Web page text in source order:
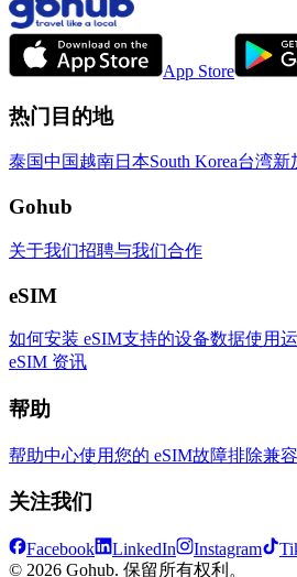
App Store
热门目的地
泰国中国越南日本South Korea台湾新
Gohub
关于我们招聘与我们合作
eSIM
如何安装 eSIM支持的设备数据使用
eSIM 资讯
帮助
帮助中心使用您的 eSIM故障排除兼
关注我们
Facebook LinkedIn Instagram
© 2026 Gohub. 保留所有权利。